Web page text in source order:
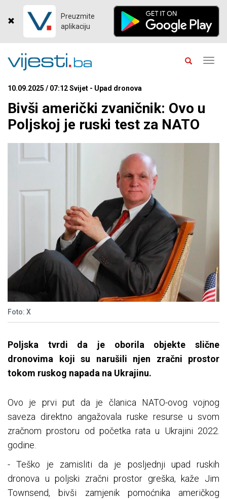
Preuzmite
aplikaciju
10.09.2025 / 07:12 Svijet - Upad dronova
Bivši američki zvaničnik: Ovo u
Poljskoj je ruski test za NATO
Foto: X
Poljska tvrdi da je oborila objekte slične
dronovima koji su narušili njen zračni prostor
tokom ruskog napada na Ukrajinu.
Ovo je prvi put da je članica NATO-ovog vojnog
saveza direktno angažovala ruske resurse u svom
zračnom prostoru od početka rata u Ukrajini 2022.
godine.
- Teško je zamisliti da je posljednji upad ruskih
dronova u poljski zračni prostor greška, kaže Jim
Townsend, bivši zamjenik pomoćnika američkog